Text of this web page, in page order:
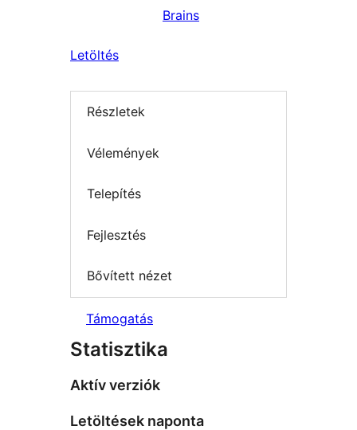
Brains
Letöltés
Részletek
Vélemények
Telepítés
Fejlesztés
Bővített nézet
Támogatás
Statisztika
Aktív verziók
Letöltések naponta